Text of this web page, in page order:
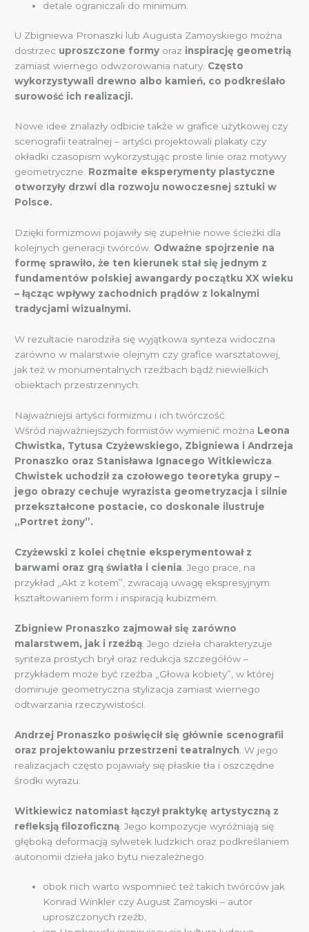
detale ograniczali do minimum.
U Zbigniewa Pronaszki lub Augusta Zamoyskiego można
dostrzec uproszczone formy oraz inspirację geometrią
zamiast wiernego odwzorowania natury. Często
wykorzystywali drewno albo kamień, co podkreślało
surowość ich realizacji.
Nowe idee znalazły odbicie także w grafice użytkowej czy
scenografii teatralnej – artyści projektowali plakaty czy
okładki czasopism wykorzystując proste linie oraz motywy
geometryczne. Rozmaite eksperymenty plastyczne
otworzyły drzwi dla rozwoju nowoczesnej sztuki w
Polsce.
Dzięki formizmowi pojawiły się zupełnie nowe ścieżki dla
kolejnych generacji twórców. Odważne spojrzenie na
formę sprawiło, że ten kierunek stał się jednym z
fundamentów polskiej awangardy początku XX wieku
– łącząc wpływy zachodnich prądów z lokalnymi
tradycjami wizualnymi.
W rezultacie narodziła się wyjątkowa synteza widoczna
zarówno w malarstwie olejnym czy grafice warsztatowej,
jak też w monumentalnych rzeźbach bądź niewielkich
obiektach przestrzennych.
Najważniejsi artyści formizmu i ich twórczość
Wśród najważniejszych formistów wymienić można Leona
Chwistka, Tytusa Czyżewskiego, Zbigniewa i Andrzeja
Pronaszko oraz Stanisława Ignacego Witkiewicza
Chwistek uchodził za czołowego teoretyka grupy –
jego obrazy cechuje wyrazista geometryzacja i silnie
przekształcone postacie, co doskonale ilustruje
„Portret żony”.
Czyżewski z kolei chętnie eksperymentował z
barwami oraz grą światła i cienia . Jego prace, na
przykład „Akt z kotem”, zwracają uwagę ekspresyjnym
kształtowaniem form i inspiracją kubizmem.
Zbigniew Pronaszko zajmował się zarówno
malarstwem, jak i rzeźbą . Jego dzieła charakteryzuje
synteza prostych brył oraz redukcja szczegółów –
przykładem może być rzeźba „Głowa kobiety”, w której
dominuje geometryczna stylizacja zamiast wiernego
odtwarzania rzeczywistości.
Andrzej Pronaszko poświęcił się głównie scenografii
oraz projektowaniu przestrzeni teatralnych . W jego
realizacjach często pojawiały się płaskie tła i oszczędne
środki wyrazu.
Witkiewicz natomiast łączył praktykę artystyczną z
refleksją filozoficzną . Jego kompozycje wyróżniają się
głęboką deformacją sylwetek ludzkich oraz podkreślaniem
autonomii dzieła jako bytu niezależnego.
obok nich warto wspomnieć też takich twórców jak
Konrad Winkler czy August Zamoyski – autor
uproszczonych rzeźb,